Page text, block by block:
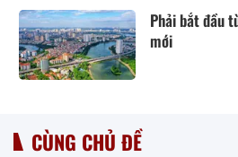
Phải bắt đầu
mới
CÙNG CHỦ ĐỀ